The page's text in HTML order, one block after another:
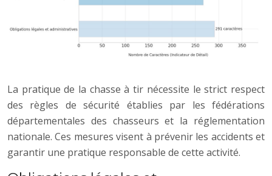
La pratique de la chasse à tir nécessite le strict respect
des règles de sécurité établies par les fédérations
départementales des chasseurs et la réglementation
nationale. Ces mesures visent à prévenir les accidents et
garantir une pratique responsable de cette activité.